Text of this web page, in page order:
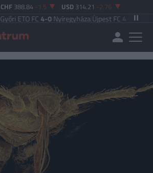
CHF 388.84 -1.5 USD 314.21 -2.76
4-0Nyíregyháza|Újpest FC4-2Debreceni VSC